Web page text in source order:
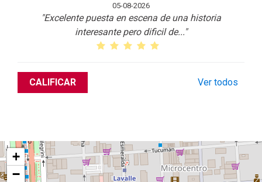
05-08-2026
"Excelente puesta en escena de una historia
interesante pero dificil de..."
CALIFICAR Ver todos
+
−